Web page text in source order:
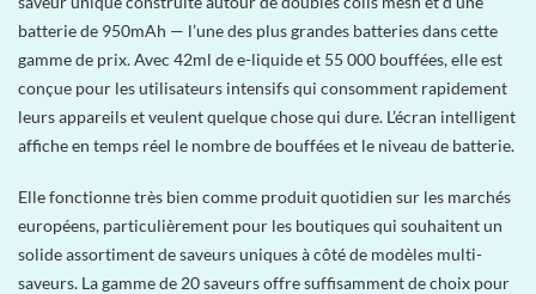
batterie de 950mAh — l’une des plus grandes batteries dans cette
gamme de prix. Avec 42ml de e-liquide et 55 000 bouffées, elle est
conçue pour les utilisateurs intensifs qui consomment rapidement
leurs appareils et veulent quelque chose qui dure. L’écran intelligent
affiche en temps réel le nombre de bouffées et le niveau de batterie.
Elle fonctionne très bien comme produit quotidien sur les marchés
européens, particulièrement pour les boutiques qui souhaitent un
solide assortiment de saveurs uniques à côté de modèles multi-
saveurs. La gamme de 20 saveurs offre suffisamment de choix pour